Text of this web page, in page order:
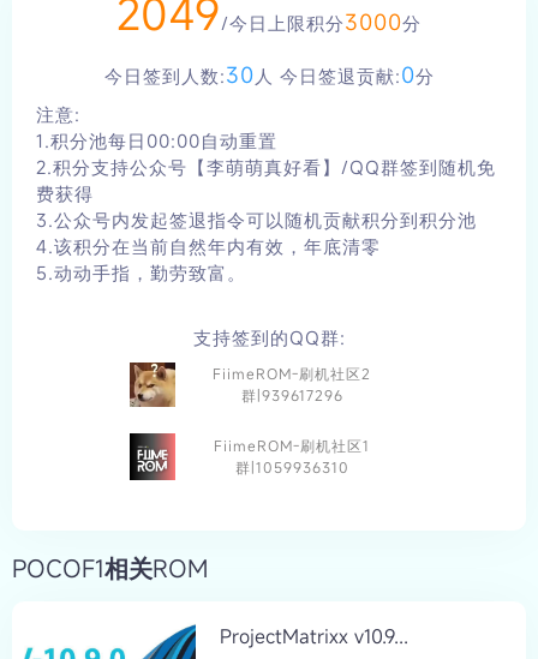
https://mi.fiime.cn/），链接经2026年2月28日实
cmi，与小米10（机型代码umi）、小米10
Recovery完全不可通用，刷机前务必核对机型代
码，避免下载错误资源导致刷机失败。刷机有风险，
操作需谨慎，所有操作后果由用户自行承担。
2049/今日上限积分3000分
今日签到人数:30人 今日签退贡献:0分
注意:
1.积分池每日00:00自动重置
2.积分支持公众号【李萌萌真好看】/QQ群签到随机免
费获得
3.公众号内发起签退指令可以随机贡献积分到积分池
4.该积分在当前自然年内有效，年底清零
5.动动手指，勤劳致富。
支持签到的QQ群:
FiimeROM-刷机社区2
群|939617296
FiimeROM-刷机社区1
群|1059936310
POCOF1相关ROM
ProjectMatrixx v10.9...